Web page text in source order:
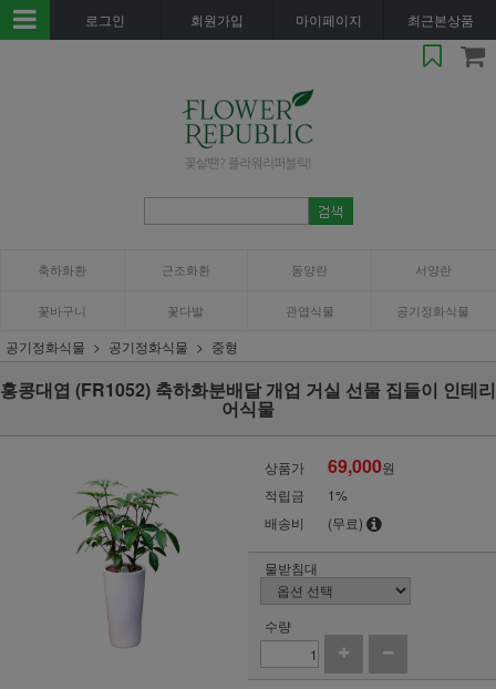
로그인 회원가입 마이페이지 최근본상품
축하화환 근조화환 동양란 서양란
꽃바구니 꽃다발 관엽식물 공기정화식물
공기정화식물 공기정화식물 중형
홍콩대엽 (FR1052) 축하화분배달 개업 거실 선물 집들이 인테리
어식물
상품가 69,000원
적립금
1%
배송비
(무료)
물받침대
수량